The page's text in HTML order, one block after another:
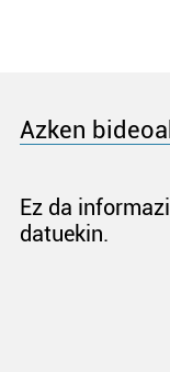
Azken
Ez da
datuekin.